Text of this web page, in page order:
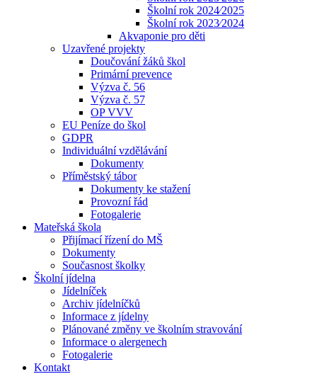
Školní rok 2024⁄2025
Školní rok 2023⁄2024
Akvaponie pro děti
Uzavřené projekty
Doučování žáků škol
Primární prevence
Výzva č. 56
Výzva č. 57
OP VVV
EU Peníze do škol
GDPR
Individuální vzdělávání
Dokumenty
Příměstský tábor
Dokumenty ke stažení
Provozní řád
Fotogalerie
Mateřská škola
Přijímací řízení do MŠ
Dokumenty
Současnost školky
Školní jídelna
Jídelníček
Archiv jídelníčků
Informace z jídelny
Plánované změny ve školním stravování
Informace o alergenech
Fotogalerie
Kontakt